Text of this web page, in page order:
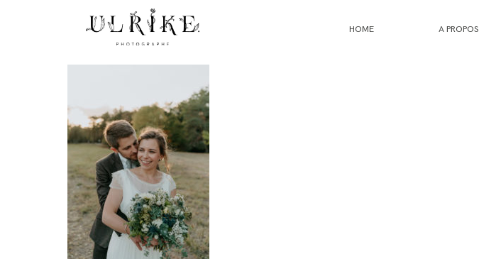
HOME A PROPOS